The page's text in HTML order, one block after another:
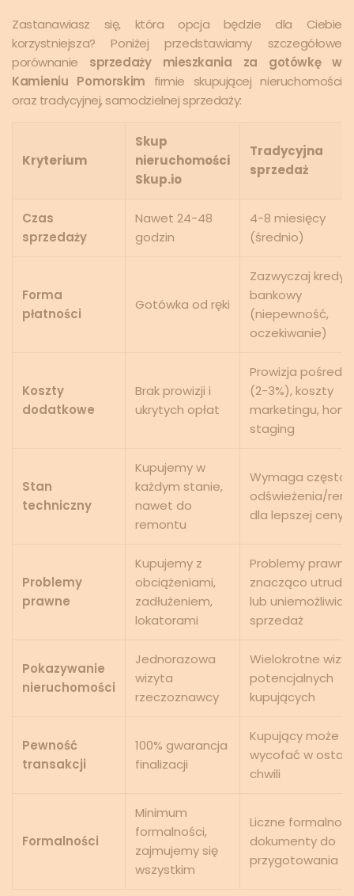
Zastanawiasz się, która opcja będzie dla Ciebie
korzystniejsza? Poniżej przedstawiamy szczegółowe
porównanie sprzedaży mieszkania za gotówkę w
Kamieniu Pomorskim firmie skupującej nieruchomości
oraz tradycyjnej, samodzielnej sprzedaży:
Kryterium
Skup
nieruchomości
Skup.io
Tradycyjna
sprzedaż
Czas
sprzedaży
Nawet 24-48
godzin
4-8 miesięcy
(średnio)
Forma
płatności
Gotówka od ręki
Zazwyczaj kredyt
bankowy
(niepewność,
oczekiwanie)
Koszty
dodatkowe
Brak prowizji i
ukrytych opłat
Prowizja
(2-3%), koszty
marketingu,
staging
Stan
techniczny
Kupujemy w
każdym stanie,
nawet do
remontu
Wymaga często
odświeżenia/
dla lepszej ceny
Problemy
prawne
Kupujemy z
obciążeniami,
zadłużeniem,
lokatorami
Problemy prawne
znacząco
lub uniemożliwiają
sprzedaż
Pokazywanie
nieruchomości
Jednorazowa
wizyta
rzeczoznawcy
Wielokrotne
potencjalnych
kupujących
Pewność
transakcji
100% gwarancja
finalizacji
Kupujący może
wycofać w
chwili
Formalności
Minimum
formalności,
zajmujemy się
wszystkim
Liczne
dokumenty do
przygotowania